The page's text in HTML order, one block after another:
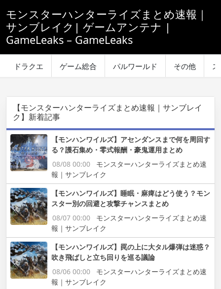
モンスターハンターライズまとめ速報｜
サンブレイク| ゲームアンテナ |
GameLeaks – GameLeaks
ドラクエ ゲーム総合 パルワールド その他
【モンスターハンターライズまとめ速報｜サンブレイ
ク】新着記事
【モンハンワイルズ】アセンダンスまで何を周回す
る？護石集め・零式報酬・豪鬼運用まとめ
08/08 00:00
モンスターハンターライズまとめ速
報｜サンブレイク
【モンハンワイルズ】睡眠・麻痺はどう使う？モン
スター別の回避と攻撃チャンスまとめ
08/07 00:00
モンスターハンターライズまとめ速
報｜サンブレイク
【モンハンワイルズ】罠の上に大タル爆弾は迷惑？
吹き飛ばしと立ち回りを巡る議論
08/06 00:00
モンスターハンターライズまとめ速
報｜サンブレイク